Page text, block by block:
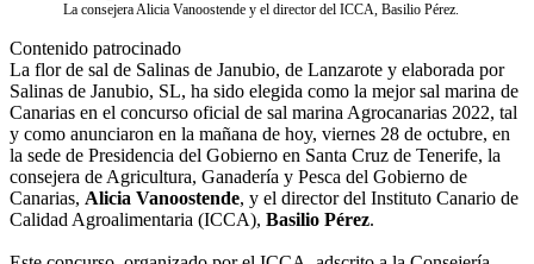
La consejera Alicia Vanoostende y el director del ICCA, Basilio Pérez.
Contenido patrocinado
La flor de sal de Salinas de Janubio, de Lanzarote y elaborada por
Salinas de Janubio, SL, ha sido elegida como la mejor sal marina de
Canarias en el concurso oficial de sal marina Agrocanarias 2022, tal
y como anunciaron en la mañana de hoy, viernes 28 de octubre, en
la sede de Presidencia del Gobierno en Santa Cruz de Tenerife, la
consejera de Agricultura, Ganadería y Pesca del Gobierno de
Canarias, Alicia Vanoostende, y el director del Instituto Canario de
Calidad Agroalimentaria (ICCA), Basilio Pérez.